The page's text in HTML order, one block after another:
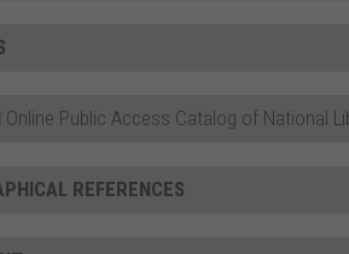
Online Public Access Catalog of National
REFERENCES